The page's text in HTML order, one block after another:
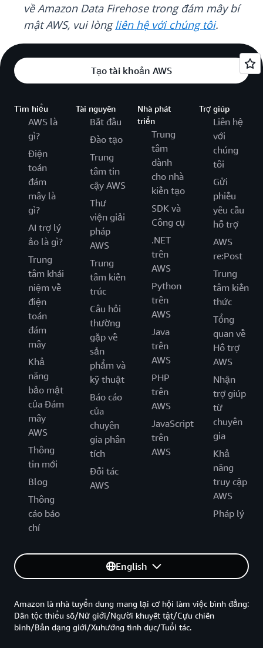
về Amazon Data Firehose trong đám mây bí
mật AWS, vui lòngliên hệ với chúng tôi.
Tạo tài khoản AWS
Tìm hiểu
AWS là
gì?
Điện
toán
đám
mây là
gì?
AI trợ lý
ảo là gì?
Trung
tâm khái
niệm về
điện
toán
đám
mây
Khả
năng
bảo mật
của Đám
mây
AWS
Thông
tin mới
Blog
Thông
cáo báo
chí
Tài nguyên
Bắt đầu
Đào tạo
Trung
tâm tin
cậy AWS
Thư
viện giải
pháp
AWS
Trung
tâm kiến
trúc
Câu hỏi
thường
gặp về
sản
phẩm và
kỹ thuật
Báo cáo
của
chuyên
gia phân
tích
Đối tác
AWS
Nhà phát
triển
Trung
tâm
dành
cho nhà
kiến tạo
SDK và
Công cụ
.NET
trên
AWS
Python
trên
AWS
Java
trên
AWS
PHP
trên
AWS
JavaScript
trên
AWS
Trợ giúp
Liên hệ
với
chúng
tôi
Gửi
phiếu
yêu cầu
hỗ trợ
AWS
re:Post
Trung
tâm kiến
thức
Tổng
quan về
Hỗ trợ
AWS
Nhận
trợ giúp
từ
chuyên
gia
Khả
năng
truy cập
AWS
Pháp lý
English
Amazon là nhà tuyển dung mang lại cơ hội làm việc bình đẳng:
Dân tộc thiểu số/Nữ giới/Người khuyết tật/Cựu chiến
binh/Bản dạng giới/Xuhướng tình dục/Tuổi tác.